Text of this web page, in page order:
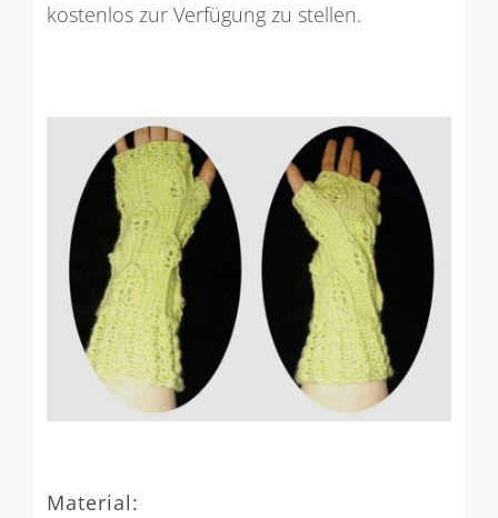
kostenlos zur Verfügung zu stellen.
Material: